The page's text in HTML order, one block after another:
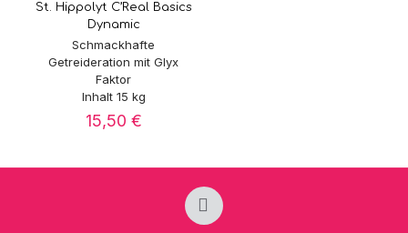
St. Hippolyt C’Real Basics
Dynamic
Schmackhafte
Getreideration mit Glyx
Faktor
Inhalt 15 kg
15,50 €